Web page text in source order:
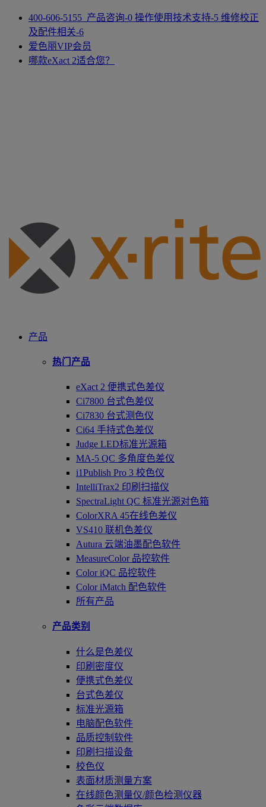
400-606-5155 产品咨询-0 操作使用技术支持-5 维修校正
及配件相关-6
爱色丽VIP会员
哪款eXact 2适合您？
产品
热门产品
eXact 2 便携式色差仪
Ci7800 台式色差仪
Ci7830 台式测色仪
Ci64 手持式色差仪
Judge LED标准光源箱
MA-5 QC 多角度色差仪
i1Publish Pro 3 校色仪
IntelliTrax2 印刷扫描仪
SpectraLight QC 标准光源对色箱
ColorXRA 45在线色差仪
VS410 联机色差仪
Autura 云端油墨配色软件
MeasureColor 品控软件
Color iQC 品控软件
Color iMatch 配色软件
所有产品
产品类别
什么是色差仪
印刷密度仪
便携式色差仪
台式色差仪
标准光源箱
电脑配色软件
品质控制软件
印刷扫描设备
校色仪
表面材质测量方案
在线颜色测量仪/颜色检测仪器